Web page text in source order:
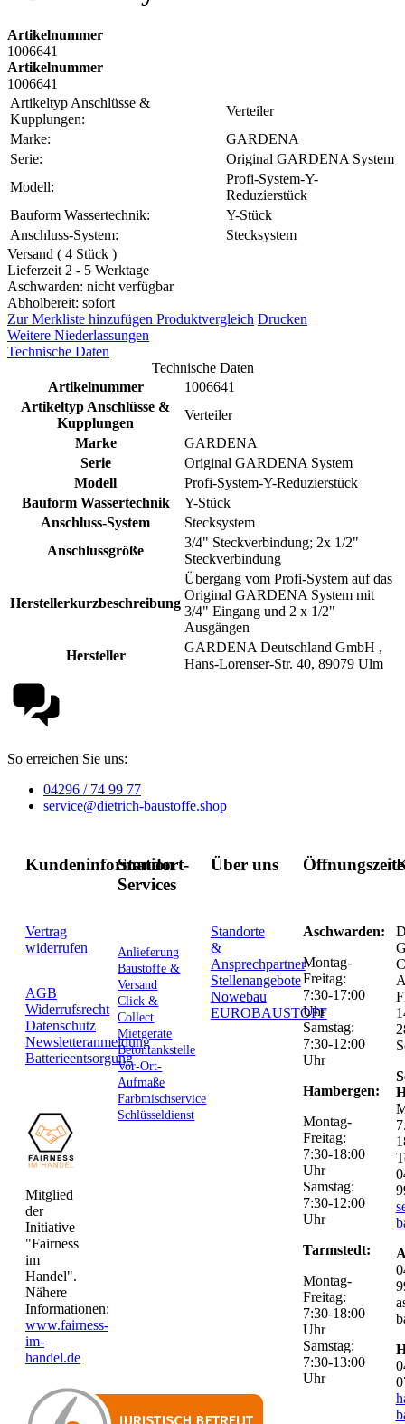
Artikelnummer
1006641
Artikelnummer
1006641
Artikeltyp Anschlüsse &
Kupplungen:
Verteiler
Marke:
GARDENA
Serie:
Original GARDENA System
Modell:
Profi-System-Y-
Reduzierstück
Bauform Wassertechnik:
Y-Stück
Anschluss-System:
Stecksystem
Versand ( 4 Stück )
Lieferzeit 2 - 5 Werktage
Aschwarden: nicht verfügbar
Abholbereit: sofort
Zur Merkliste hinzufügen Produktvergleich Drucken
Weitere Niederlassungen
Technische Daten
Technische Daten
Artikelnummer
1006641
Artikeltyp Anschlüsse &
Kupplungen
Verteiler
Marke
GARDENA
Serie
Original GARDENA System
Modell
Profi-System-Y-Reduzierstück
Bauform Wassertechnik
Y-Stück
Anschluss-System
Stecksystem
Anschlussgröße
3/4" Steckverbindung; 2x 1/2"
Steckverbindung
Herstellerkurzbeschreibung
Übergang vom Profi-System auf das
Original GARDENA System mit
3/4" Eingang und 2 x 1/2"
Ausgängen
Hersteller
GARDENA Deutschland GmbH ,
Hans-Lorenser-Str. 40, 89079 Ulm
So erreichen Sie uns:
04296 / 74 99 77
service@dietrich-baustoffe.shop
Kundeninformation
Vertrag
widerrufen
AGB
Widerrufsrecht
Datenschutz
Newsletteranmeldung
Batterieentsorgung
Mitglied
der
Initiative
"Fairness
im
Handel".
Nähere
Informationen:
www.fairness-
im-
handel.de
Standort-
Services
Anlieferung
Baustoffe &
Versand
Click &
Collect
Mietgeräte
Betontankstelle
Vor-Ort-
Aufmaße
Farbmischservice
Schlüsseldienst
Über uns
Standorte
&
Ansprechpartner
Stellenangebote
Nowebau
EUROBAUSTOFF
Aschwarden:
Montag-
Freitag:
7:30-17:00
Uhr
Samstag:
7:30-12:00
Uhr
Hambergen:
Montag-
Freitag:
7:30-18:00
Uhr
Samstag:
7:30-12:00
Uhr
Tarmstedt:
Montag-
Freitag:
7:30-18:00
Uhr
Samstag:
7:30-13:00
Uhr